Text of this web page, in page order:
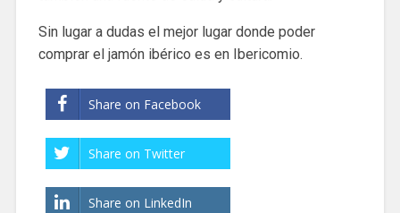
Sin lugar a dudas el mejor lugar donde poder
comprar el jamón ibérico es en Ibericomio.
Share on Facebook
Share on Twitter
Share on LinkedIn